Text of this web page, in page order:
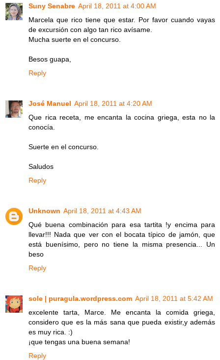
Suny Senabre April 18, 2011 at 4:00 AM
Marcela que rico tiene que estar. Por favor cuando vayas
de excursión con algo tan rico avísame.
Mucha suerte en el concurso.
Besos guapa,
Reply
José Manuel April 18, 2011 at 4:20 AM
Que rica receta, me encanta la cocina griega, esta no la
conocía.
Suerte en el concurso.
Saludos
Reply
Unknown April 18, 2011 at 4:43 AM
Qué buena combinación para esa tartita !y encima para
llevar!!! Nada que ver con el bocata típico de jamón, que
está buenísimo, pero no tiene la misma presencia... Un
beso
Reply
sole | puragula.wordpress.com April 18, 2011 at 5:42 AM
excelente tarta, Marce. Me encanta la comida griega,
considero que es la más sana que pueda existir,y además
es muy rica. :)
¡que tengas una buena semana!
Reply